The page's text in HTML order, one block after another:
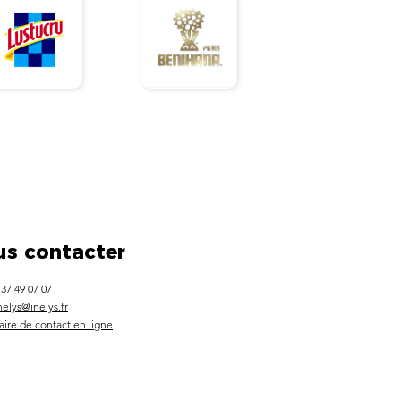
contacter
49 07 07
de contact en ligne